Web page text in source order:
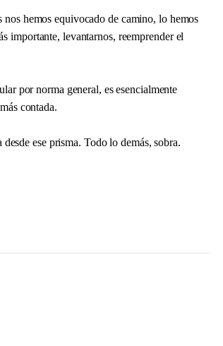
hemos equivocado de camino, lo hemos
importante, levantarnos, reemprender el
por norma general, es esencialmente
contada.
ese prisma. Todo lo demás, sobra.